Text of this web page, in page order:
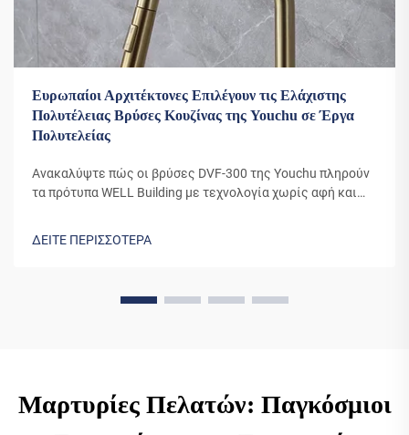
Ευρωπαίοι Αρχιτέκτονες Επιλέγουν τις Ελάχιστης
Πολυτέλειας Βρύσες Κουζίνας της Youchu σε Έργα
Πολυτελείας
Ανακαλύψτε πώς οι βρύσες DVF-300 της Youchu πληρούν
τα πρότυπα WELL Building με τεχνολογία χωρίς αφή και
ΔΕΙΤΕ ΠΕΡΙΣΣΟΤΕΡΑ
Μαρτυρίες Πελατών: Παγκόσμιοι